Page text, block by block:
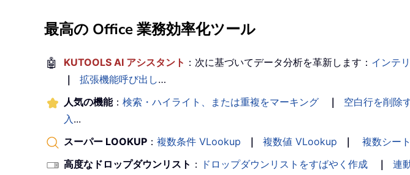
最高の Office 業務効率化ツール
🤖 KUTOOLS AI アシスタント ：次に基づいてデータ分析を革新します： インテ
｜
拡張機能呼び出し…
人気の機能： 検索・ハイライト、または重複をマーキング ｜ 空白行を削除
入...
スーパー LOOKUP ： 複数条件 VLookup ｜ 複数値 VLookup ｜ 複数シー
高度なドロップダウンリスト ： ドロップダウンリストをすばやく作成 ｜ 連